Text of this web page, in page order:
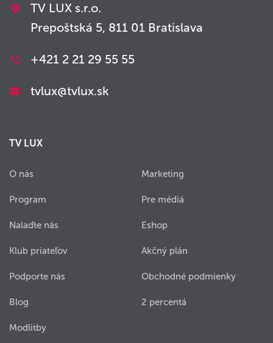
TV LUX s.r.o.
Prepoštská 5, 811 01 Bratislava
+421 2 21 29 55 55
tvlux@tvlux.sk
TV LUX
O nás
Program
Nalaďte nás
Klub priateľov
Podporte nás
Blog
Modlitby
Marketing
Pre médiá
Eshop
Akčný plán
Obchodné podmienky
2 percentá